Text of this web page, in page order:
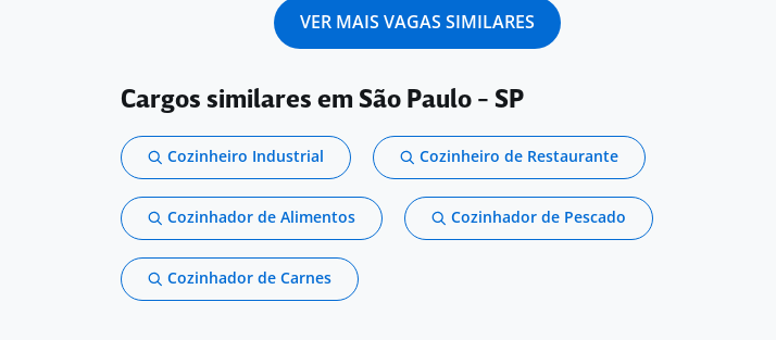
VER MAIS VAGAS SIMILARES
Cargos similares em São Paulo - SP
Cozinheiro Industrial Cozinheiro de Restaurante
Cozinhador de Alimentos Cozinhador de Pescado
Cozinhador de Carnes